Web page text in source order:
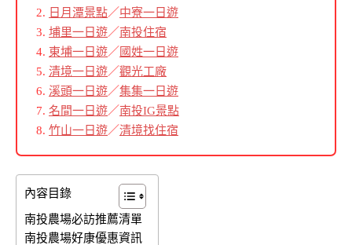
日月潭景點／中寮一日遊
埔里一日遊／南投住宿
東埔一日遊／國姓一日遊
清境一日遊／觀光工廠
溪頭一日遊／集集一日遊
名間一日遊／南投IG景點
竹山一日遊／清境找住宿
內容目錄
南投農場必訪推薦清單
南投農場好康優惠資訊